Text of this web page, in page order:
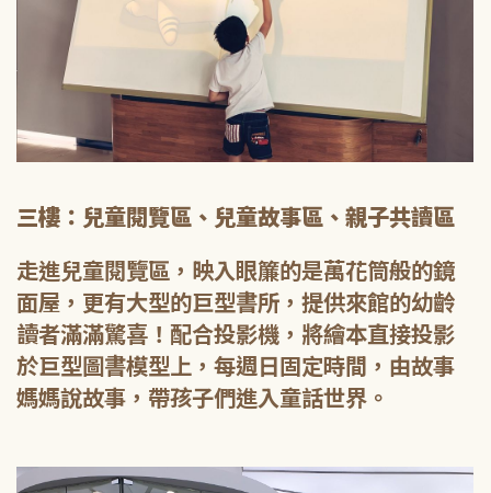
三樓：兒童閱覽區、兒童故事區、親子共讀區
走進兒童閱覽區，映入眼簾的是萬花筒般的鏡
面屋，更有大型的巨型書所，提供來館的幼齡
讀者滿滿驚喜！配合投影機，將繪本直接投影
於巨型圖書模型上，每週日固定時間，由故事
媽媽說故事，帶孩子們進入童話世界。